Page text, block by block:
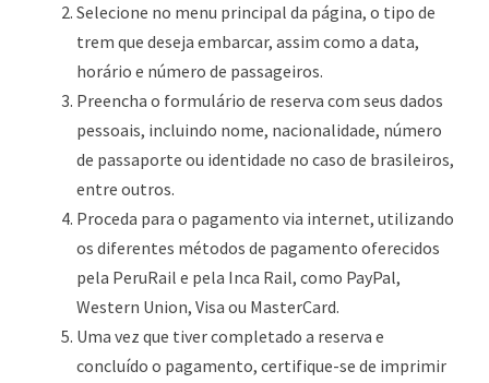
Selecione no menu principal da página, o tipo de
trem que deseja embarcar, assim como a data,
horário e número de passageiros.
Preencha o formulário de reserva com seus dados
pessoais, incluindo nome, nacionalidade, número
de passaporte ou identidade no caso de brasileiros,
entre outros.
Proceda para o pagamento via internet, utilizando
os diferentes métodos de pagamento oferecidos
pela PeruRail e pela Inca Rail, como PayPal,
Western Union, Visa ou MasterCard.
Uma vez que tiver completado a reserva e
concluído o pagamento, certifique-se de imprimir